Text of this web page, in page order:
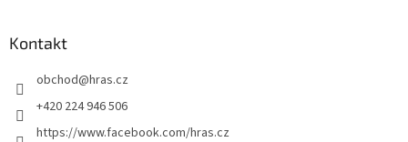
Kontakt
obchod@hras.cz
+420 224 946 506
https://www.facebook.com/hras.cz